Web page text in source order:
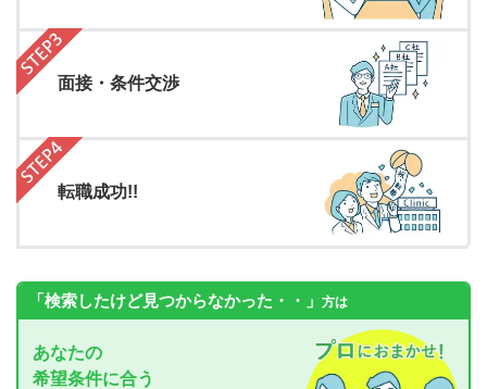
面接・条件交渉
転職成功!!
「検索したけど見つからなかった・・」 方は
あなたの
希望条件に合う